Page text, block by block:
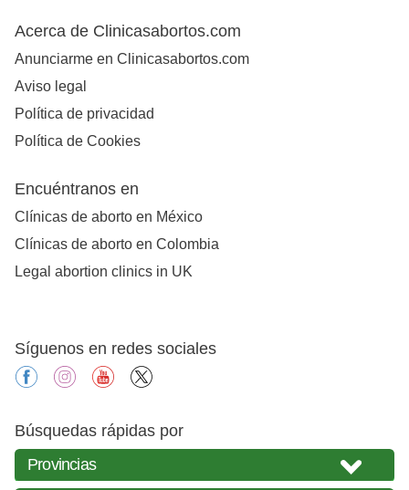
Acerca de Clinicasabortos.com
Anunciarme en Clinicasabortos.com
Aviso legal
Política de privacidad
Política de Cookies
Encuéntranos en
Clínicas de aborto en México
Clínicas de aborto en Colombia
Legal abortion clinics in UK
Síguenos en redes sociales
facebookinstagramyoutube
Búsquedas rápidas por